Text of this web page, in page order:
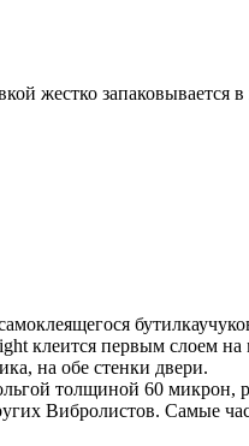
жестко запаковывается
клеится первым слоем
на обе стенки двери.
толщиной 60 микрон,
Вибролистов. Самые